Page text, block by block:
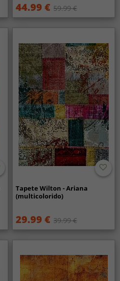
44.99 € 59.99 €
Tapete Wilton - Ariana
(multicolorido)
29.99 € 39.99 €